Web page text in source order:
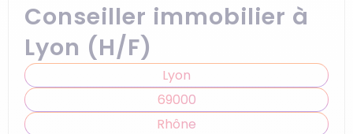
Conseiller immobilier à
Lyon (H/F)
Lyon
69000
Rhône